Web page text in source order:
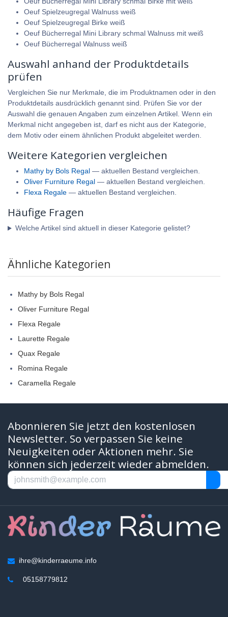
Oeuf Spielzeugregal Walnuss weiß
Oeuf Spielzeugregal Birke weiß
Oeuf Bücherregal Mini Library schmal Walnuss mit weiß
Oeuf Bücherregal Walnuss weiß
Auswahl anhand der Produktdetails
prüfen
Vergleichen Sie nur Merkmale, die im Produktnamen oder in den
Produktdetails ausdrücklich genannt sind. Prüfen Sie vor der
Auswahl die genauen Angaben zum einzelnen Artikel. Wenn ein
Merkmal nicht angegeben ist, darf es nicht aus der Kategorie,
dem Motiv oder einem ähnlichen Produkt abgeleitet werden.
Weitere Kategorien vergleichen
Mathy by Bols Regal — aktuellen Bestand vergleichen.
Oliver Furniture Regal — aktuellen Bestand vergleichen.
Flexa Regale — aktuellen Bestand vergleichen.
Häufige Fragen
Welche Artikel sind aktuell in dieser Kategorie gelistet?
Ähnliche Kategorien
Mathy by Bols Regal
Oliver Furniture Regal
Flexa Regale
Laurette Regale
Quax Regale
Romina Regale
Caramella Regale
Abonnieren Sie jetzt den kostenlosen
Newsletter. So verpassen Sie keine
Neuigkeiten oder Aktionen mehr. Sie
können sich jederzeit wieder abmelden.
ihre@kinderraeume.info
05158779812